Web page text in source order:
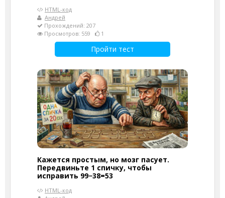
HTML-код
Андрей
Прохождений: 207
Просмотров: 559
1
Пройти тест
Кажется простым, но мозг пасует.
Передвиньте 1 спичку, чтобы
исправить 99−38=53
HTML-код